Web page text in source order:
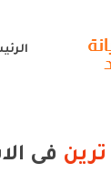
ترين فى